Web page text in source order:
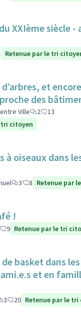
XXIème siècle -
Retenue par le tri
et
des
Ville 2
13
tri citoyen
à oiseaux dans
3 8 Retenue par
!
9 Retenue par le tri
de basket dans
et en
3 20 Retenue par le tri